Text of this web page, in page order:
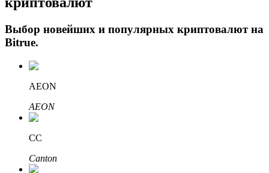
Авто Инвест
Получите долгосрочную прибыль и гибкие проценты
Выбор новейших и популярных криптовалют на
Bitrue.
AEON
AEON
CC
Canton